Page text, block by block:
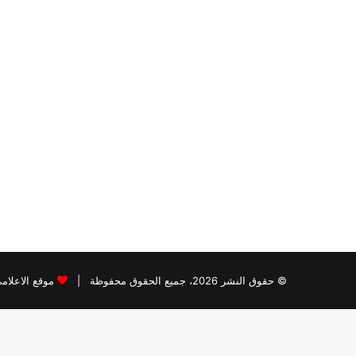
© حقوق النشر 2026، جميع الحقوق محفوظة | موقع